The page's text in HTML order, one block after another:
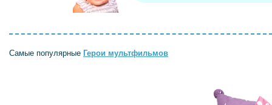
Самые популярные Герои мультфильмов